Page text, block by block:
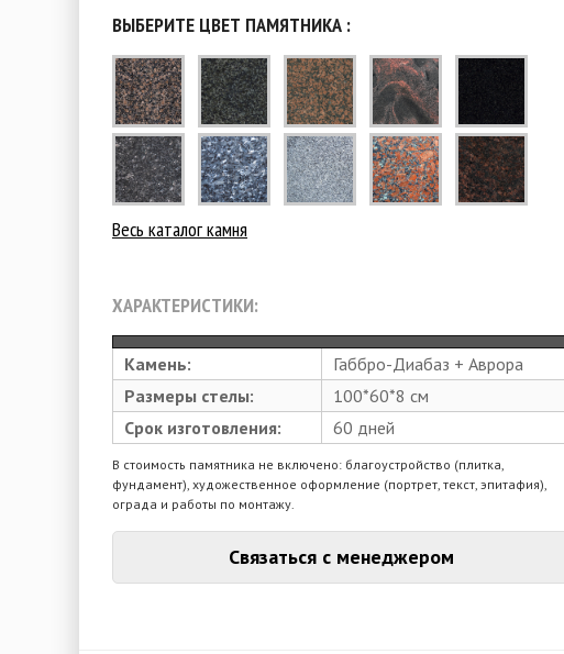
ВЫБЕРИТЕ ЦВЕТ ПАМЯТНИКА :
Весь каталог камня
ХАРАКТЕРИСТИКИ:
Камень:
Габбро-Диабаз + Аврора
Размеры стелы:
100*60*8 см
Срок изготовления:
60 дней
В стоимость памятника не включено: благоустройство (плитка,
фундамент), художественное оформление (портрет, текст, эпитафия),
ограда и работы по монтажу.
Связаться с менеджером